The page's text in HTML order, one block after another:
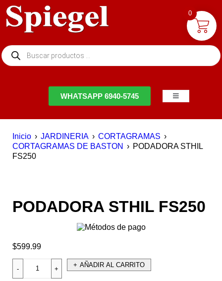
WHATSAPP 6940-5745
Inicio › JARDINERIA › CORTAGRAMAS ›
CORTAGRAMAS DE BASTON › PODADORA STHIL
FS250
PODADORA STHIL FS250
$599.99
AÑADIR AL CARRITO
0